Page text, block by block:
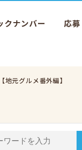
クナンバー 応募
元グルメ番外編】